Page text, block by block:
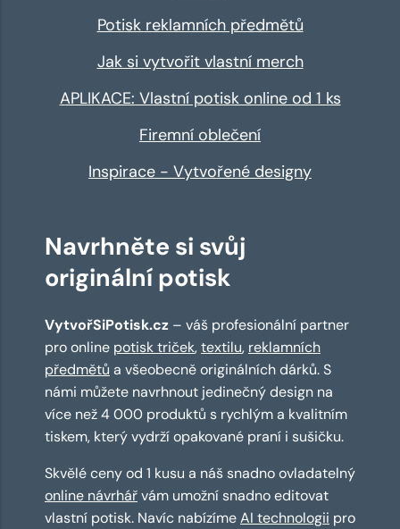
Potisk reklamních předmětů
Jak si vytvořit vlastní merch
APLIKACE: Vlastní potisk online od 1 ks
Firemní oblečení
Inspirace - Vytvořené designy
Navrhněte si svůj
originální potisk
VytvořSiPotisk.cz – váš profesionální partner
pro online potisk triček,textilu, reklamních
předmětů a všeobecně originálních dárků. S
námi můžete navrhnout jedinečný design na
více než 4 000 produktů s rychlým a kvalitním
tiskem, který vydrží opakované praní i sušičku.
Skvělé ceny od 1 kusu a náš snadno ovladatelný
online návrhářvám umožní snadno editovat
vlastní potisk. Navíc nabízímeAI technologii pro